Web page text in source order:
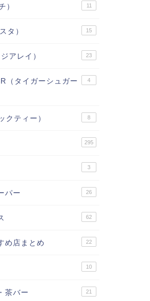
） 11
タ） 15
アレイ） 23
（タイガーシュガー
4
クティー） 8
295
3
パー 26
62
め店まとめ 22
10
茶バー 21